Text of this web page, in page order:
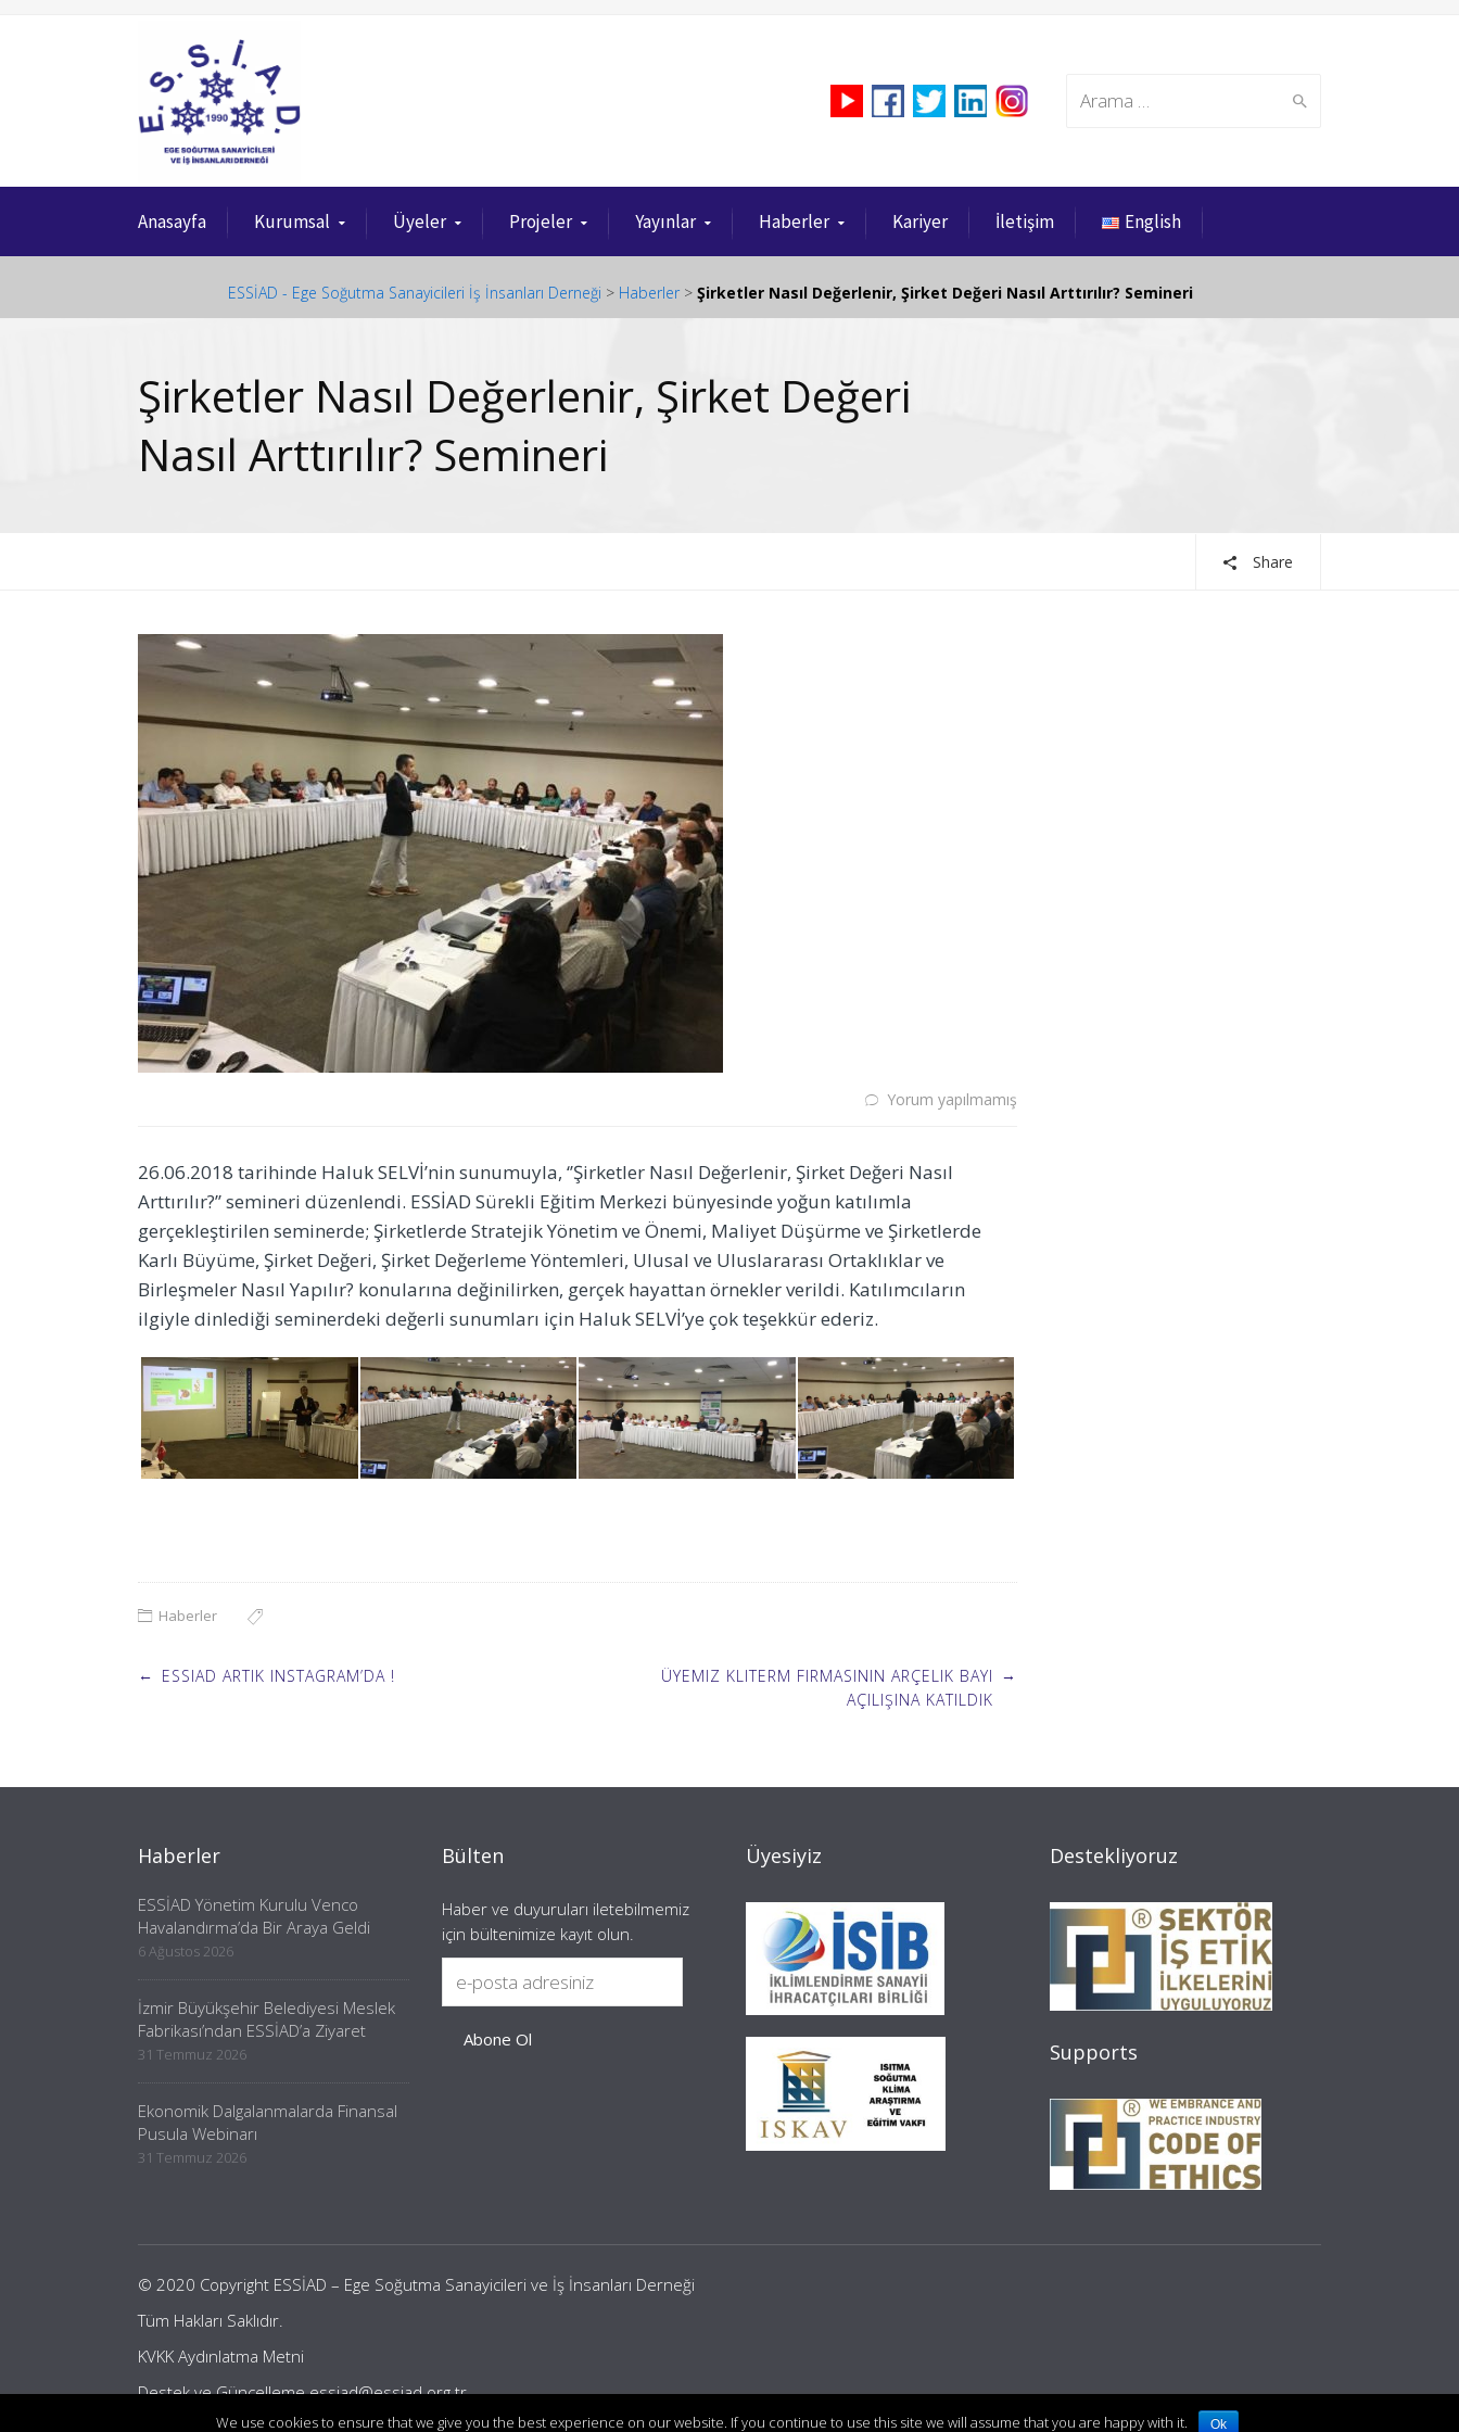
Search
Anasayfa Kurumsal Üyeler Projeler Yayınlar Haberler Kariyer İletişim English
ESSİAD - Ege Soğutma Sanayicileri İş İnsanları Derneği > Haberler > Şirketler Nasıl Değerlenir, Şirket Değeri Nasıl Arttırılır? Semineri
Şirketler Nasıl Değerlenir, Şirket Değeri
Nasıl Arttırılır? Semineri
Share
Yorum yapılmamış
26.06.2018 tarihinde Haluk SELVİ’nin sunumuyla, ‘’Şirketler Nasıl Değerlenir, Şirket Değeri Nasıl
Arttırılır?’’ semineri düzenlendi. ESSİAD Sürekli Eğitim Merkezi bünyesinde yoğun katılımla
gerçekleştirilen seminerde; Şirketlerde Stratejik Yönetim ve Önemi, Maliyet Düşürme ve Şirketlerde
Karlı Büyüme, Şirket Değeri, Şirket Değerleme Yöntemleri, Ulusal ve Uluslararası Ortaklıklar ve
Birleşmeler Nasıl Yapılır? konularına değinilirken, gerçek hayattan örnekler verildi. Katılımcıların
ilgiyle dinlediği seminerdeki değerli sunumları için Haluk SELVİ’ye çok teşekkür ederiz.
Haberler
Post
← ESSIAD ARTIK INSTAGRAM’DA !
ÜYEMIZ KLITERM FIRMASININ ARÇELIK BAYI
AÇILIŞINA KATILDIK
→
Haberler
ESSİAD Yönetim Kurulu Venco
Havalandırma’da Bir Araya Geldi
6 Ağustos 2026
İzmir Büyükşehir Belediyesi Meslek
Fabrikası’ndan ESSİAD’a Ziyaret
31 Temmuz 2026
Ekonomik Dalgalanmalarda Finansal
Pusula Webinarı
31 Temmuz 2026
Bülten
Haber ve duyuruları iletebilmemiz
için bültenimize kayıt olun.
Üyesiyiz Destekliyoruz
Supports
© 2020 Copyright ESSİAD – Ege Soğutma Sanayicileri ve İş İnsanları Derneği
Tüm Hakları Saklıdır.
KVKK Aydınlatma Metni
Destek ve Güncellemeessiad@essiad.org.tr
We use cookies to ensure that we give you the best experience on our website. If you continue to use this site we will assume that you are happy with it. Ok